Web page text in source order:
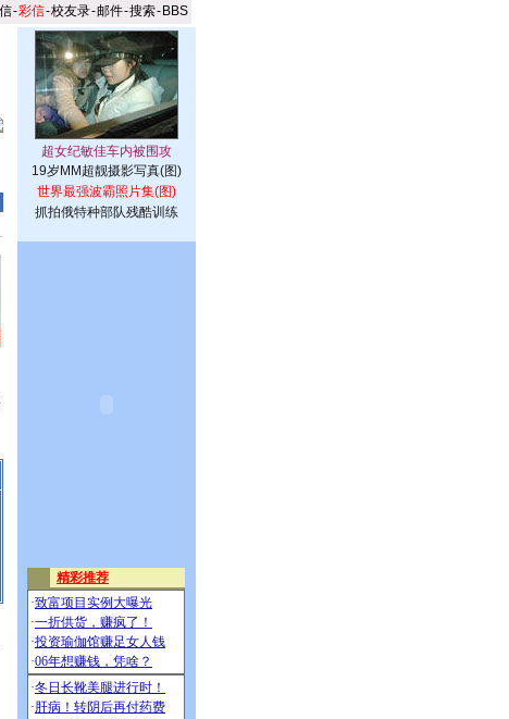
-彩信-校友录-邮件-搜索- BBS
19岁MM超靓摄影写真(图)
世界最强波霸照片集(图)
抓拍俄特种部队残酷训练